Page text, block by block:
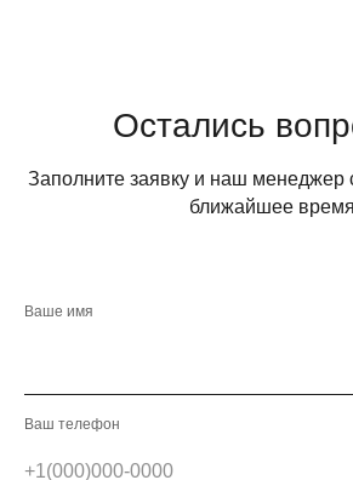
Остались
Заполните заявку и наш менеджер
ближайшее время
Ваше имя
Ваш телефон